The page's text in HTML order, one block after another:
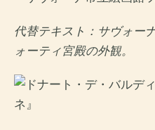
代替テキスト：サヴォー
ォーティ宮殿の外観。